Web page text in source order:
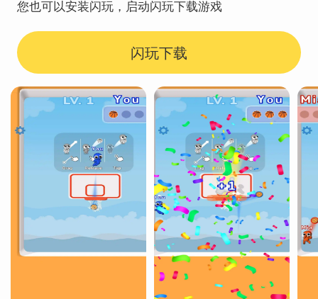
您也可以安装闪玩，启动闪玩下载游戏
闪玩下载